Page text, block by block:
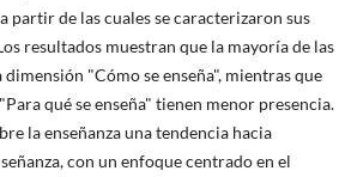
de las cuales se caracterizaron sus
resultados muestran que la mayoría de las
"Cómo se enseña", mientras que
qué se enseña" tienen menor presencia.
la enseñanza una tendencia hacia
con un enfoque centrado en el